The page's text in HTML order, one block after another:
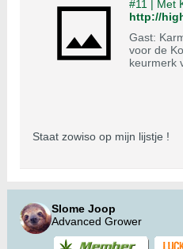
Gast:
voor de
keurmerk
gaat over
Staat zowiso op mijn lijstje !
Slome Joop
Advanced Grower